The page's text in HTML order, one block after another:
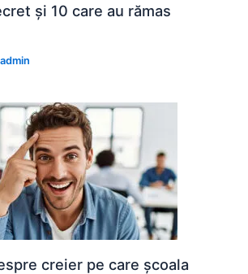
și 10 care au rămas
admin
creier pe care școala